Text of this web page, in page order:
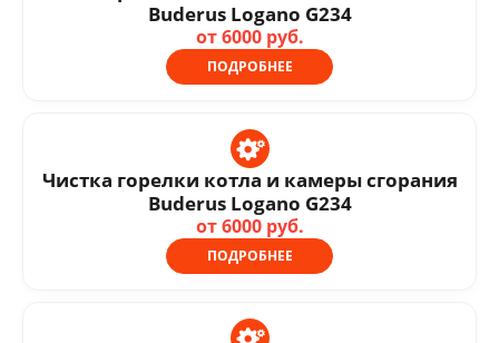
Buderus Logano G234
от 6000 руб.
ПОДРОБНЕЕ
Чистка горелки котла и камеры сгорания
Buderus Logano G234
от 6000 руб.
ПОДРОБНЕЕ